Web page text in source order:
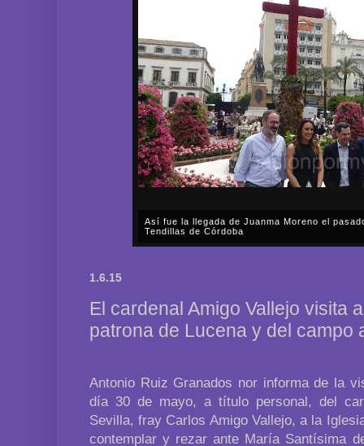
Así fue la llegada de Juanma Moreno el
Tendillas de Córdoba
1.6.15
El cardenal Amigo Vallejo visita
patrona de Lucena y del campo
Antonio Ruiz Granados nor informa de la
día 30 de mayo, a título personal, del
Sevilla, fray Carlos Amigo Vallejo, a la
contemplar y rezar ante María Santísima